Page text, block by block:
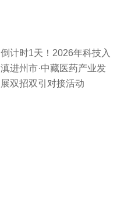
倒计时1天！2026年科技入
滇进州市·中藏医药产业发
展双招双引对接活动